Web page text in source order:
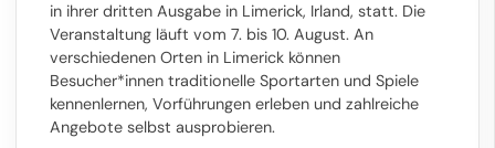
in ihrer dritten Ausgabe in Limerick, Irland, statt. Die
Veranstaltung läuft vom 7. bis 10. August. An
verschiedenen Orten in Limerick können
Besucher*innen traditionelle Sportarten und Spiele
kennenlernen, Vorführungen erleben und zahlreiche
Angebote selbst ausprobieren.